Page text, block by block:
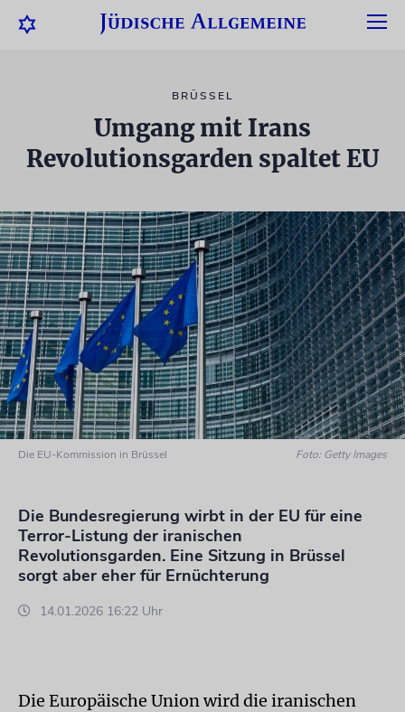
BRÜSSEL
Umgang mit Irans
Revolutionsgarden spaltet EU
Die EU-Kommission in Brüssel Foto: Getty Images
Die Bundesregierung wirbt in der EU für eine
Terror-Listung der iranischen
Revolutionsgarden. Eine Sitzung in Brüssel
sorgt aber eher für Ernüchterung
14.01.2026 16:22 Uhr
Die Europäische Union wird die iranischen